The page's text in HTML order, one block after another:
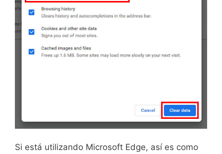
Si está utilizando Microsoft Edge, así es como